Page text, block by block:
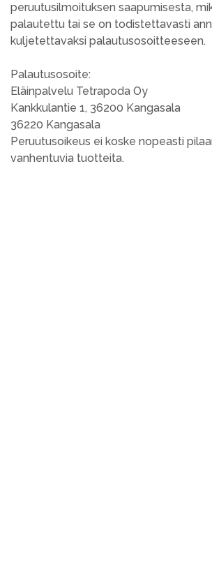
peruutusilmoituksen saapumisesta,
palautettu tai se on todistettavasti
kuljetettavaksi palautusosoitteeseen.
Palautusosoite:
Eläinpalvelu Tetrapoda Oy
Kankkulantie 1, 36200 Kangasala
36220 Kangasala
Peruutusoikeus ei koske nopeasti
vanhentuvia tuotteita.